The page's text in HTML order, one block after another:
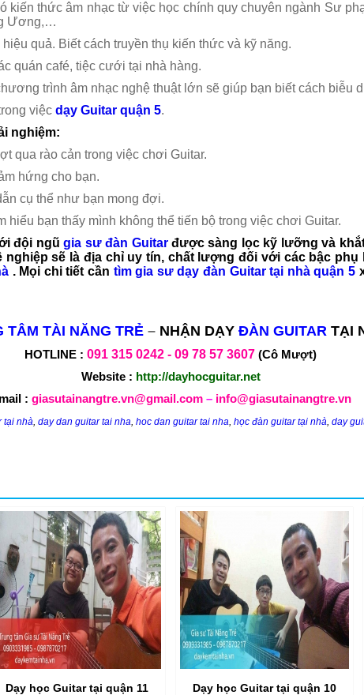
kiến thức âm nhạc từ việc học chính quy chuyên ngành Sư
Ương,…
quả. Biết cách truyền thụ kiến thức và kỹ năng.
quán café, tiệc cưới tại nhà hàng.
trình âm nhạc nghệ thuật lớn sẽ giúp bạn biết cách biễu
việc dạy Guitar quận 5.
nghiệm:
qua rào cản trong việc chơi Guitar.
hứng cho bạn.
cụ thể như bạn mong đợi.
hiểu bạn thấy mình không thể tiến bộ trong việc chơi Guitar.
đội ngũ gia sư đàn Guitar được sàng lọc kỹ lưỡng và
sẽ là địa chỉ uy tín, chất lượng đối với các bậc
. Mọi chi tiết cần tìm gia sư dạy đàn Guitar tại nhà quận 5
TÂM TÀI NĂNG TRẺ– NHẬN DẠY ĐÀN GUITAR TẠI
HOTLINE : 091 3150242 -09 78 57 3607 (Cô Mượt)
Website : http://dayhocguitar.net
: giasutainangtre.vn@gmail.com– info@giasutainangtre.vn
tại nhà,day dan guitar tai nha,hoc dan guitar tai nha,học đàn guitar tại nhà,day
Dạy học Guitar tại quận 11 Dạy học Guitar tại quận 10